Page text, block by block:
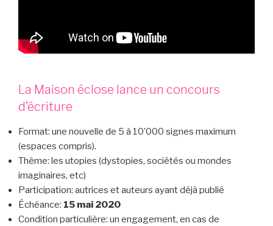
La Maison éclose lance un concours
d’écriture
Format: une nouvelle de 5 à 10’000 signes maximum
(espaces compris).
Thème: les utopies (dystopies, sociétés ou mondes
imaginaires, etc)
Participation: autrices et auteurs ayant déjà publié
Échéance: 15 mai 2020
Condition particulière: un engagement, en cas de